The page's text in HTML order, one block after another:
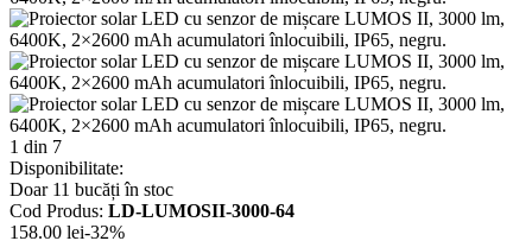
1 din 7
Disponibilitate:
Doar 11 bucăți în stoc
Cod Produs: LD-LUMOSII-3000-64
158.00 lei-32%